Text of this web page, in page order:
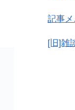
記事
[旧]雑